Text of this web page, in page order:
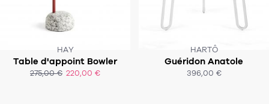
HAY
Table d'appoint Bowler
275,00 € 220,00 €
SOUS 2 À 3 SEMAINES
ACHAT EXPRESS
HARTÔ
Guéridon Anatole
396,00 €
SOUS 5-6 SEMAINES ENVIRON
ACHAT EXPRESS